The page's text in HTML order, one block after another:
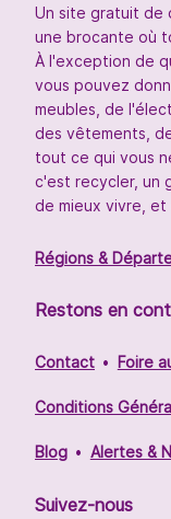
Un site gratuit de
une brocante où
À l'exception de
vous pouvez
meubles, de
des vêtements,
tout ce qui vous
c'est recycler, un
de mieux vivre,
Régions &
Restons en
Contact Foire
Conditions
Blog Alertes &
Suivez-nous